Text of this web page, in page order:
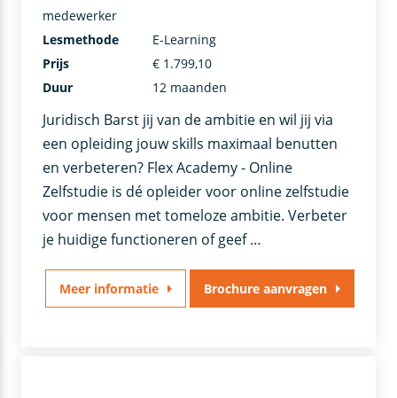
Juridisch Barst jij van de ambitie en wil jij via
een opleiding jouw skills maximaal benutten
en verbeteren? Flex Academy - Online
Zelfstudie is dé opleider voor online zelfstudie
voor mensen met tomeloze ambitie. Verbeter
je huidige functioneren of geef …
medewerker
Lesmethode
E-Learning
Prijs
€ 1.799,10
Duur
12 maanden
Meer informatie Brochure aanvragen